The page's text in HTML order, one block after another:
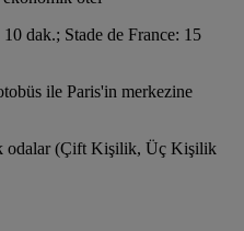
dak.; Stade de France: 15
ile Paris'in merkezine
odalar (Çift Kişilik, Üç Kişilik